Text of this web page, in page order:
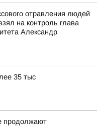
отравления людей
на контроль глава
Александр
35 тыс
продолжают